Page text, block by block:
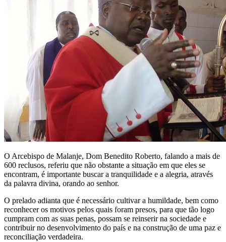
O Arcebispo de Malanje, Dom Benedito Roberto, falando a mais de
600 reclusos, referiu que não obstante a situação em que eles se
encontram, é importante buscar a tranquilidade e a alegria, através
da palavra divina, orando ao senhor.
O prelado adianta que é necessário cultivar a humildade, bem como
reconhecer os motivos pelos quais foram presos, para que tão logo
cumpram com as suas penas, possam se reinserir na sociedade e
contribuir no desenvolvimento do país e na construção de uma paz e
reconciliação verdadeira.